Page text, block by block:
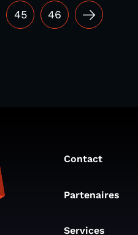
45 46
Contact
Partenaires
Services